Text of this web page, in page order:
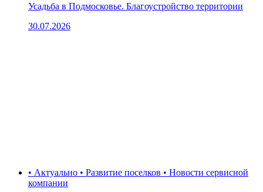
Усадьба в Подмосковье. Благоустройство территории
30.07.2026
• Актуально • Развитие поселков • Новости сервисной
компании